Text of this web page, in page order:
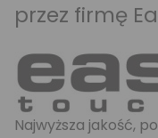
przez firmę
Najwyższa jakość,